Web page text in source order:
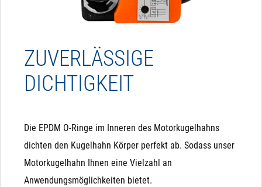
ZUVERLÄSSIGE
DICHTIGKEIT
Die EPDM O-Ringe im Inneren des Motorkugelhahns
dichten den Kugelhahn Körper perfekt ab. Sodass unser
Motorkugelhahn Ihnen eine Vielzahl an
Anwendungsmöglichkeiten bietet.